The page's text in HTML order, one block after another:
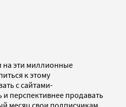
на эти миллионные
к этому
с сайтами-
перспективнее продавать
месяц свои подписчикам